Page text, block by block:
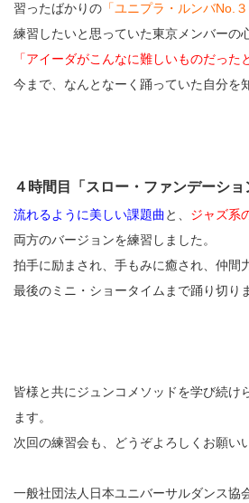
習ったばかりの 「ユニプラ・ルンバNo.３
練習したいと思っていた東京メンバーの
「アイーダがこんなに難しいものだった
今まで、なんとなーく踊っていた自分を
４時間目「スロー・ファンデーショ
流れるように美しい課題曲 と、 ジャズ系
両方のバージョンを練習しました。
拍手に励まされ、手もみに癒され、仲間
最後のミニ・ショータイムまで踊り切り
皆様と共にジュンコメソッドを学び続け
ます。
次回の練習会も、どうぞよろしくお願い
一般社団法人日本ユニバーサルダンス協